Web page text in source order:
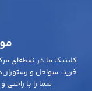
کلینیک ما در نقطه‌ای
خرید، سواحل و
شما را با راحتی